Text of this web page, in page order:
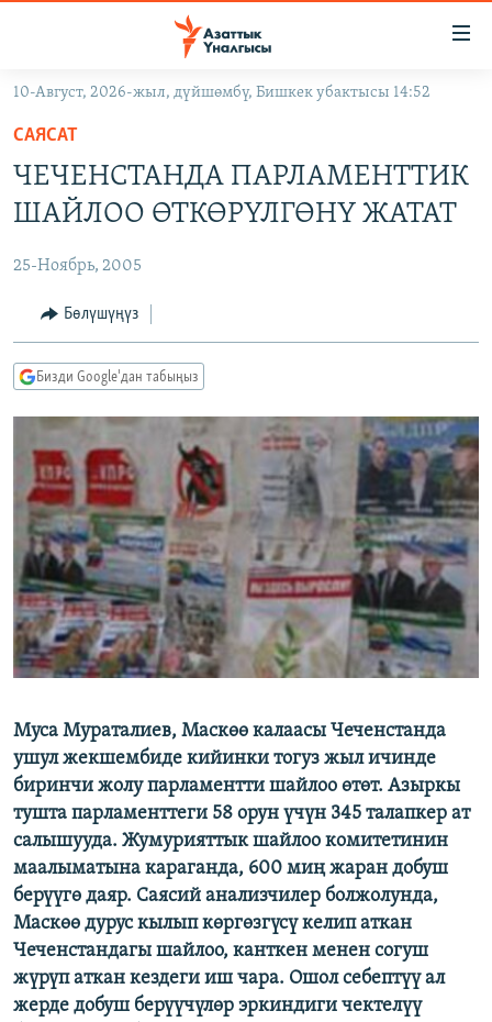
Навигацияга
өтүңүз
Издөөгө
салыңызКЫРГЫЗСТАН
ЭКОНОМИКА
МАДАНИЯТ
ДҮЙНӨ
БОРБОР АЗИЯ
АТАЙЫН ИЛИКТӨӨ
ТВ ПРОГРАММАЛАР
ЭКСПЕРТТЕР ТАЛДАЙТ
БИЗ ЖАНА ДҮЙНӨ
ДАНИСТЕ
ЭЖЕ-СИҢДИЛЕР
АЗАТТЫК+
ЫҢГАЙСЫЗ СУРООЛОР
ӨЗГӨЧӨ ПИКИР
Русский
ОНЛАЙН ШЕРИНЕ
ЭЕ/АРнун бардык сайттары
10-Август, 2026-жыл, дүйшөмбү, Бишкек убактысы 14:52
САЯСАТ
ЧЕЧЕНСТАНДА ПАРЛАМЕНТТИК
ШАЙЛОО ӨТКӨРҮЛГӨНҮ ЖАТАТ
25-Ноябрь, 2005
Бөлүшүңүз
Бизди Google'дан табыңыз
Муса Мураталиев, Маскөө калаасы Чеченстанда
ушул жекшембиде кийинки тогуз жыл ичинде
биринчи жолу парламентти шайлоо өтөт. Азыркы
тушта парламенттеги 58 орун үчүн 345 талапкер ат
салышууда. Жумурияттык шайлоо комитетинин
маалыматына караганда, 600 миң жаран добуш
берүүгө даяр. Саясий анализчилер болжолунда,
Маскөө дурус кылып көргөзгүсү келип аткан
Чеченстандагы шайлоо, канткен менен согуш
жүрүп аткан кездеги иш чара. Ошол себептүү ал
жерде добуш берүүчүлөр эркиндиги чектелүү